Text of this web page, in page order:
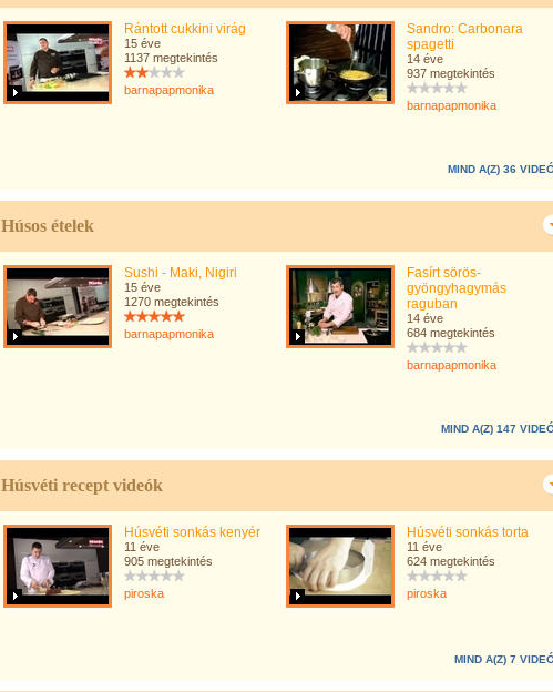
Rántott cukkini virág
15 éve
1137 megtekintés
barnapapmonika
Sandro: Carbonara
spagetti
14 éve
937 megtekintés
barnapapmonika
MIND A(Z) 36
Húsos ételek
Sushi - Maki, Nigiri
15 éve
1270 megtekintés
barnapapmonika
Fasírt sörös-
gyöngyhagymás
raguban
14 éve
684 megtekintés
barnapapmonika
MIND A(Z) 147
Húsvéti recept videók
Húsvéti sonkás kenyér
11 éve
905 megtekintés
piroska
Húsvéti sonkás torta
11 éve
624 megtekintés
piroska
MIND A(Z) 7